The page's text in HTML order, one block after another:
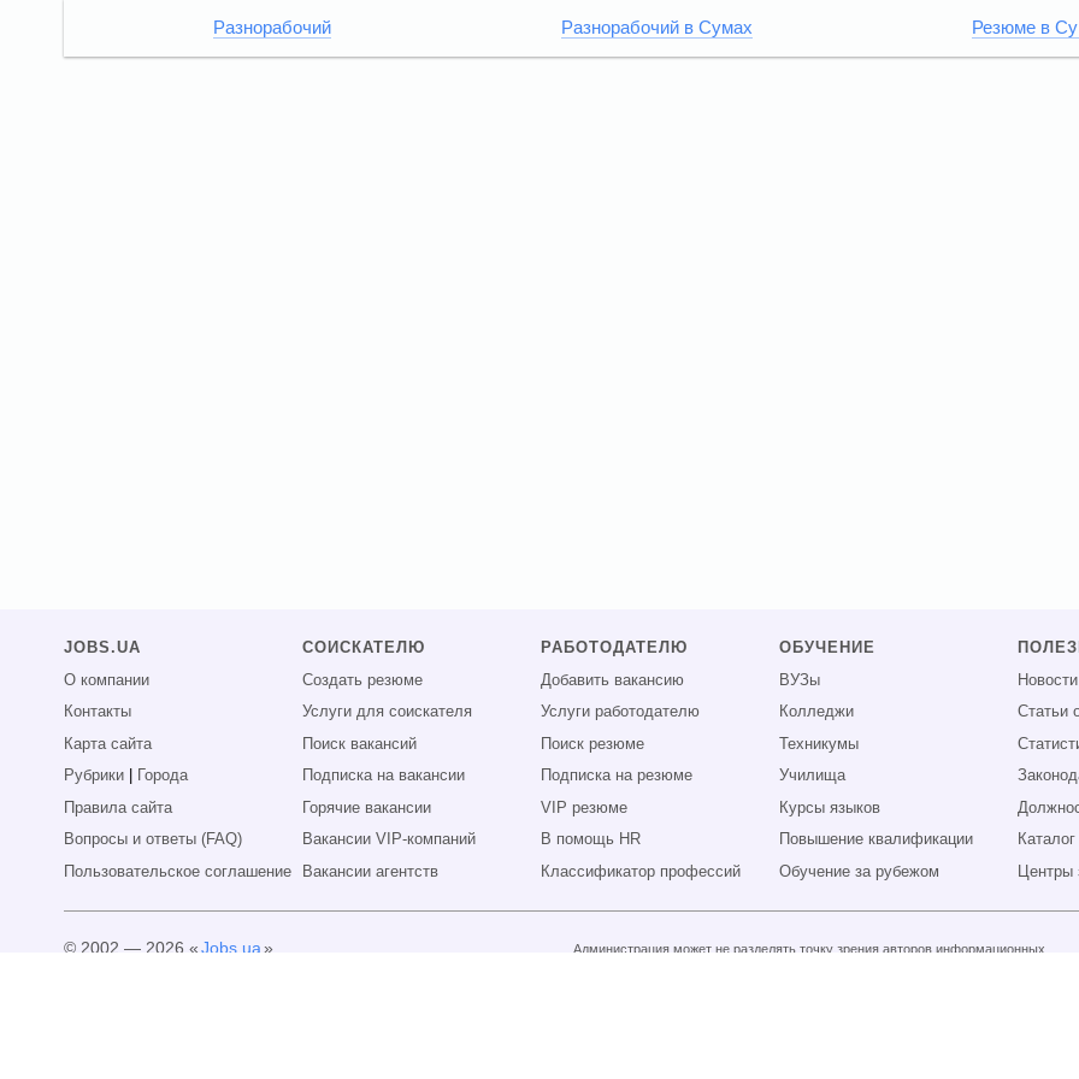
Разнорабочий Разнорабочий в Сумах Резюме в
JOBS.UA
О компании
Контакты
Карта сайта
Рубрики
Города
Правила сайта
Вопросы и ответы (FAQ)
Пользовательское соглашение
СОИСКАТЕЛЮ
Создать резюме
Услуги для соискателя
Поиск вакансий
Подписка на вакансии
Горячие вакансии
Вакансии VIP-компаний
Вакансии агентств
РАБОТОДАТЕЛЮ
Добавить вакансию
Услуги работодателю
Поиск резюме
Подписка на резюме
VIP резюме
В помощь HR
Классификатор профессий
ОБУЧЕНИЕ
ВУЗы
Колледжи
Техникумы
Училища
Курсы языков
Повышение квалификации
Обучение за рубежом
Статьи
© 2002 — 2026 «Jobs.ua»
Администрация может не разделять точку зрения авторов информационных